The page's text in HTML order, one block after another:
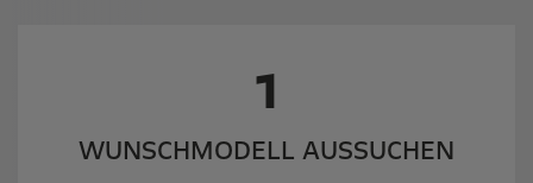
1
WUNSCH­MODELL AUSSUCHEN